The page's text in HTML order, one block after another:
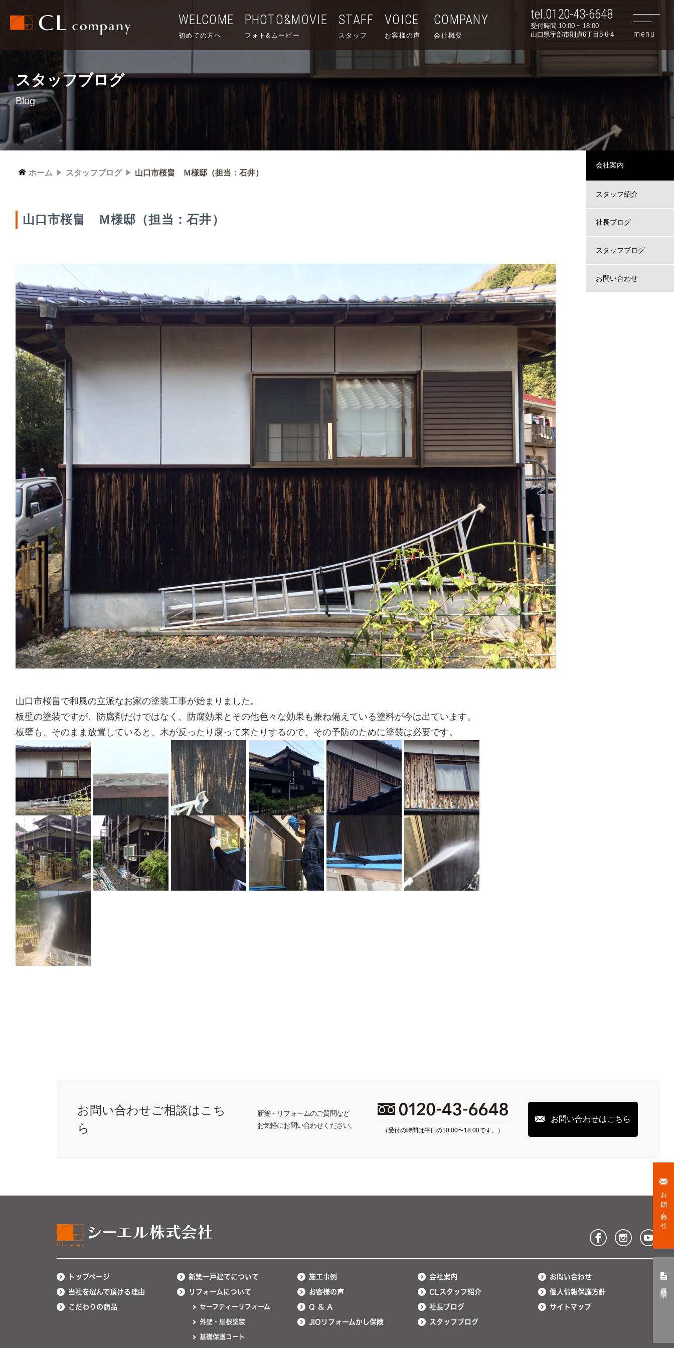
WELCOME
初めての方へ
PHOTO&MOVIE
フォト&ムービー
STAFF
スタッフ
VOICE
お客様の声
COMPANY
会社概要
tel.0120-43-6648
受付時間 10:00 ~ 18:00
山口県宇部市則貞6丁目8-6-4
スタッフブログ
Blog
ホーム スタッフブログ 山口市桜畠 Ｍ様邸（担当：石井）
山口市桜畠 Ｍ様邸（担当：石井）
山口市桜畠で和風の立派なお家の塗装工事が始まりました。
板壁の塗装ですが、防腐剤だけではなく、防腐効果とその他色々な効果も兼ね備えている塗料が今は出ています。
板壁も、そのまま放置していると、木が反ったり腐って来たりするので、その予防のために塗装は必要です。
会社案内
スタッフ紹介
社長ブログ
スタッフブログ
お問い合わせ
お問い合わせご相談はこち
ら
新築・リフォームのご質問など
お気軽にお問い合わせください。
（受付の時間は平日の10:00〜18:00です。）
お問い合わせはこちら
お問い合わせ
トップページ
当社を選んで頂ける理由
こだわりの商品
新築一戸建てについて
リフォームについて
セーフティーリフォーム
外壁・屋根塗装
基礎保護コート
施工事例
お客様の声
Q ＆ A
JIOリフォームかし保険
会社案内
CLスタッフ紹介
社長ブログ
スタッフブログ
お問い合わせ
個人情報保護方針
サイトマップ